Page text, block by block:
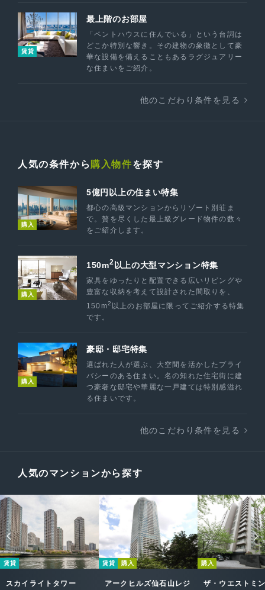
賃貸
最上階のお部屋
「ペントハウスに住んでいる」という台詞は
どこか特別な響き。その建物の象徴として豪
華な設備を備えることもあるラグジュアリー
な住まいをご紹介。
他のこだわり条件を見る
人気の条件から 購入物件を探す
購入
5億円以上の住まい特集
都心の高級マンションからリゾート別荘ま
で。贅を尽くした最上級グレード物件の数々
をご紹介します。
購入
150m2 以上の大型マンション特集
家具をゆったりと配置できる広いリビングや
豊富な収納を考えて設計された間取りを、
150m2 以上のお部屋に限ってご紹介する特集
です。
購入
豪邸・邸宅特集
選ばれた人が選ぶ、大空間を活かしたプライ
バシーのある住まい。名の知れた住宅街に建
つ豪奢な邸宅や華麗な一戸建ては特別感溢れ
る住まいです。
他のこだわり条件を見る
人気のマンションから探す
賃貸
スカイライトタワー
賃貸 購入
アークヒルズ仙石山レジ
購入
ザ・ウエストミ